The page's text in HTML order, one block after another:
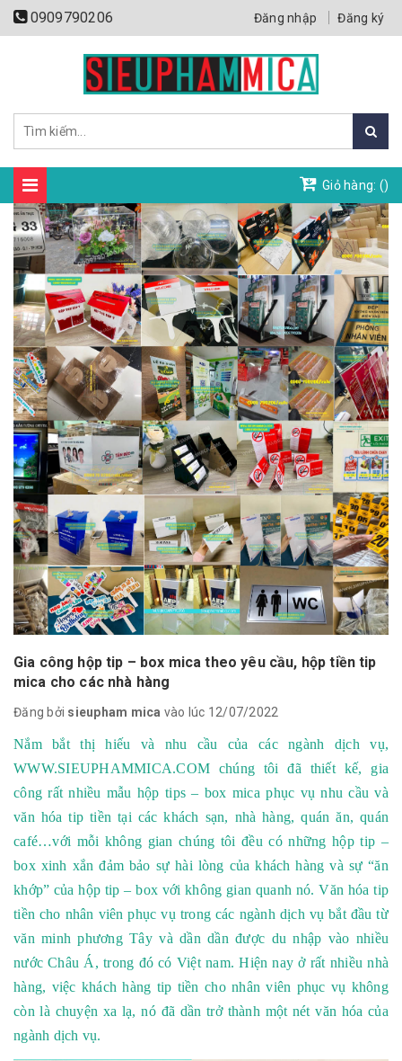
0909790206 Đăng nhập Đăng ký
Giỏ hàng: ()
Gia công hộp tip – box mica theo yêu cầu, hộp tiền tip
mica cho các nhà hàng
Đăng bởi sieupham mica vào lúc 12/07/2022
Nắm bắt thị hiếu và nhu cầu của các ngành dịch vụ,
WWW.SIEUPHAMMICA.COM chúng tôi đã thiết kế, gia
công rất nhiều mẫu hộp tips – box mica phục vụ nhu cầu và
văn hóa tip tiền tại các khách sạn, nhà hàng, quán ăn, quán
café…với mỗi không gian chúng tôi đều có những hộp tip –
box xinh xắn đảm bảo sự hài lòng của khách hàng và sự “ăn
khớp” của hộp tip – box với không gian quanh nó.Văn hóa tip
tiền cho nhân viên phục vụ trong các ngành dịch vụ bắt đầu từ
văn minh phương Tâyvà dần dần được du nhập vào nhiều
nước Châu Á, trong đó có Việt nam. Hiện nay ở rất nhiều nhà
hàng, việc khách hàng tip tiền cho nhân viên phục vụ không
còn là chuyện xa lạ, nó đã dần trở thành một nét văn hóa của
ngành dịch vụ.